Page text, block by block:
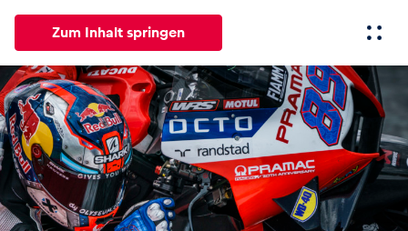
Zum Inhalt springen
Alle News Events Erlebnisse Seiten
News
Alle anzeigen